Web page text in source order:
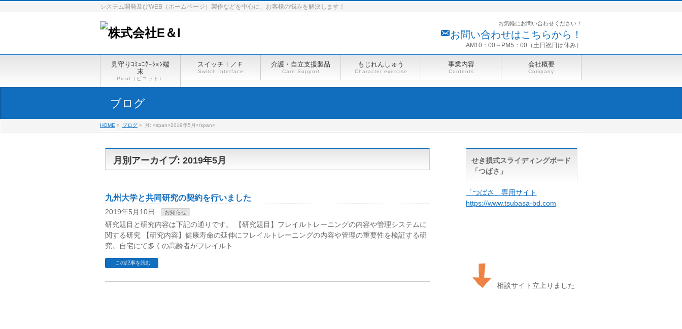
システム開発及びWEB（ホームページ）製作などを中心に、お客様の悩みを解決します！
お気軽にお問い合わせください！
お問い合わせはこちらから！
AM10：00～PM5：00（土日祝日は休み）
見守りｺﾐｭﾆｹｰｼｮﾝ端
末
Picot（ピコット）
スイッチＩ／Ｆ
Switch Interface
介護・自立支援製品
Care Support
もじれんしゅう
Character exercise
事業内容
Contents
会社概要
Company
ブログ
HOME » ブログ » 月: <span>2019年5月</span>
月別アーカイブ: 2019年5月
九州大学と共同研究の契約を行いました
2019年5月10日 お知らせ
研究題目と研究内容は下記の通りです。 【研究題目】フレイルトレーニングの内容や管理システムに
関する研究 【研究内容】健康寿命の延伸にフレイルトレーニングの内容や管理の重要性を検証する研
究。自宅にて多くの高齢者がフレイルト …
この記事を読む
せき損式スライディングボード
「つばさ」
「つばさ」専用サイト
https://www.tsubasa-bd.com
相談サイト立上りました